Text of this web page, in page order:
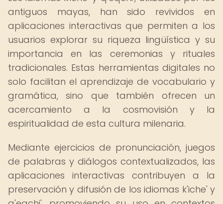
antiguos mayas, han sido revividos en
aplicaciones interactivas que permiten a los
usuarios explorar su riqueza lingüística y su
importancia en las ceremonias y rituales
tradicionales. Estas herramientas digitales no
solo facilitan el aprendizaje de vocabulario y
gramática, sino que también ofrecen un
acercamiento a la cosmovisión y la
espiritualidad de esta cultura milenaria.
Mediante ejercicios de pronunciación, juegos
de palabras y diálogos contextualizados, las
aplicaciones interactivas contribuyen a la
preservación y difusión de los idiomas k'iche' y